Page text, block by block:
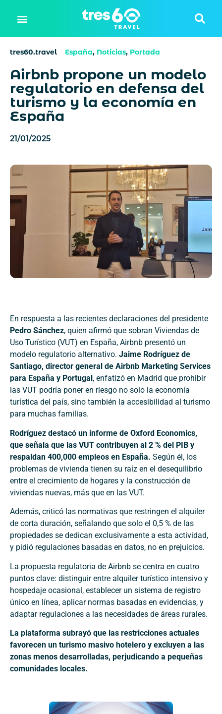
tres60.travel España, Noticias, Portada
Airbnb propone un modelo
regulatorio en defensa del
turismo y la economía en
España
21/01/2025
En respuesta a las recientes declaraciones del presidente
Pedro Sánchez, quien afirmó que sobran Viviendas de
Uso Turístico (VUT) en España, Airbnb presentó un
modelo regulatorio alternativo. Jaime Rodríguez de
Santiago, director general de Airbnb Marketing Services
para España y Portugal , enfatizó en Madrid que prohibir
las VUT podría poner en riesgo no solo la economía
turística del país, sino también la accesibilidad al turismo
para muchas familias.
Rodríguez destacó un informe de Oxford Economics,
que señala que las VUT contribuyen al 2 % del PIB y
respaldan 400,000 empleos en España. Según él, los
problemas de vivienda tienen su raíz en el desequilibrio
entre el crecimiento de hogares y la construcción de
viviendas nuevas, más que en las VUT.
Además, criticó las normativas que restringen el alquiler
de corta duración, señalando que solo el 0,5 % de las
propiedades se dedican exclusivamente a esta actividad,
y pidió regulaciones basadas en datos, no en prejuicios.
La propuesta regulatoria de Airbnb se centra en cuatro
puntos clave: distinguir entre alquiler turístico intensivo y
hospedaje ocasional, establecer un sistema de registro
único en línea, aplicar normas basadas en evidencias, y
adaptar regulaciones a las necesidades de áreas rurales.
La plataforma subrayó que las restricciones actuales
favorecen un turismo masivo hotelero y excluyen a las
zonas menos desarrolladas, perjudicando a pequeñas
comunidades locales.